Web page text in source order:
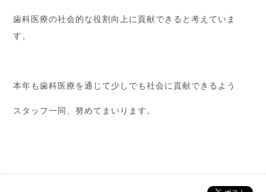
歯科医療の社会的な役割向上に貢献できると考えていま
す。
本年も歯科医療を通じて少しでも社会に貢献できるよう
スタッフ一同、努めてまいります。